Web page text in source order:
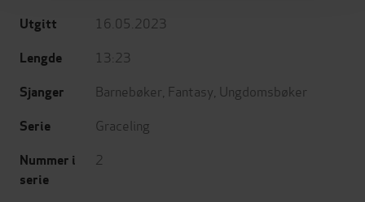
Utgitt 16.05.2023
Lengde 13:23
Sjanger Barnebøker Fantasy Ungdomsbøker
Serie Graceling
Nummer i
serie
2